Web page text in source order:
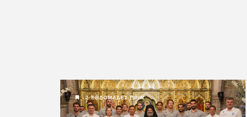
2 ΕΒΔΟΜΆΔΕΣ ΠΡΙΝ